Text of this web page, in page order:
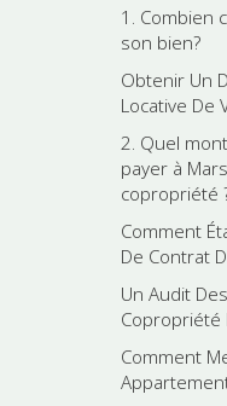
1. Combien
son bien?
Obtenir Un
Locative De
2. Quel
payer à
copropriété
Comment
De Contrat
Un Audit
Copropriété
Comment